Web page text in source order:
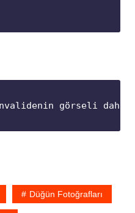
görseli
Düğün Fotoğrafları